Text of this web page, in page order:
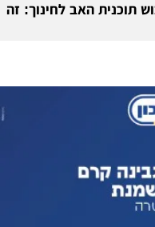
תוכנית האב לחינוך: זה